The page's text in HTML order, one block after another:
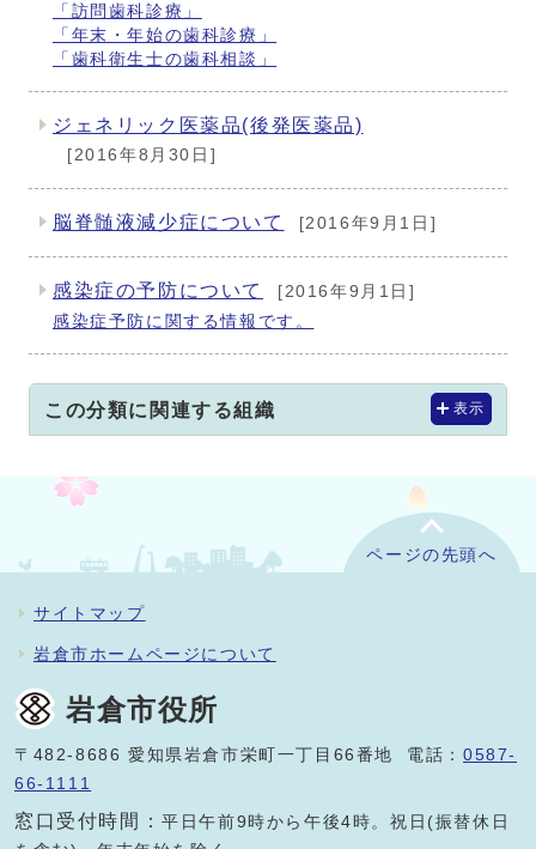
「訪問歯科診療」
「年末・年始の歯科診療」
「歯科衛生士の歯科相談」
ジェネリック医薬品(後発医薬品)
[2016年8月30日]
脳脊髄液減少症について [2016年9月1日]
感染症の予防について
[2016年9月1日]
感染症予防に関する情報です。
この分類に関連する組織 表示
ページの先頭へ
サイトマップ
岩倉市ホームページについて
岩倉市役所
〒482-8686 愛知県岩倉市栄町一丁目66番地 電話：0587-
66-1111
窓口受付時間：平日午前9時から午後4時。祝日(振替休日